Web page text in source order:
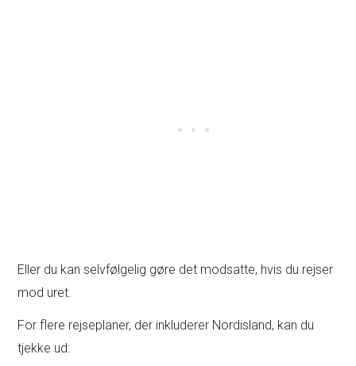
Eller du kan selvfølgelig gøre det modsatte, hvis du rejser
mod uret.
For flere rejseplaner, der inkluderer Nordisland, kan du
tjekke ud: